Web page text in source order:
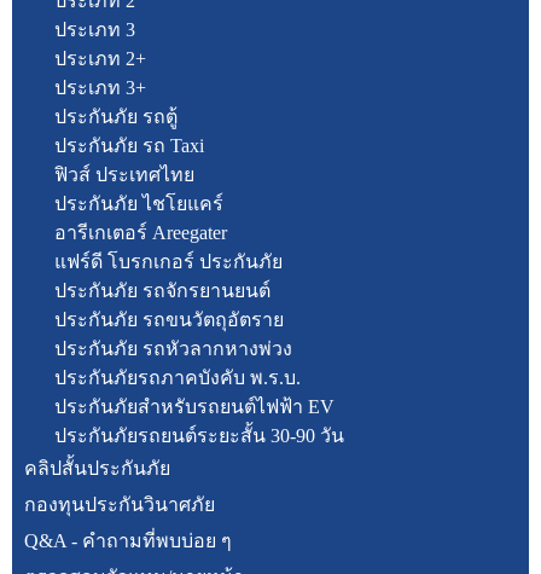
ประเภท 3
ประเภท 2+
ประเภท 3+
ประกันภัย รถตู้
ประกันภัย รถ Taxi
ฟิวส์ ประเทศไทย
ประกันภัย ไชโยแคร์
อารีเกเตอร์ Areegater
แฟร์ดี โบรกเกอร์ ประกันภัย
ประกันภัย รถจักรยานยนต์
ประกันภัย รถขนวัตถุอัตราย
ประกันภัย รถหัวลากหางพ่วง
ประกันภัยรถภาคบังคับ พ.ร.บ.
ประกันภัยสำหรับรถยนต์ไฟฟ้า EV
ประกันภัยรถยนต์ระยะสั้น 30-90 วัน
คลิปสั้นประกันภัย
กองทุนประกันวินาศภัย
Q&A - คำถามที่พบบ่อย ๆ